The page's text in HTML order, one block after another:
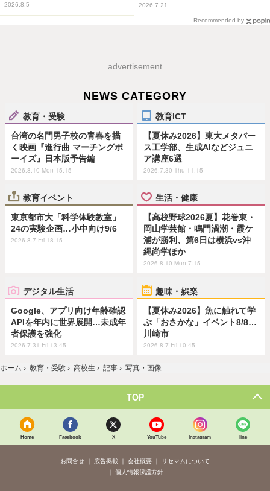
2026.8.5 2026.7.21
Recommended by
advertisement
NEWS CATEGORY
教育・受験
台湾の名門男子校の青春を描
く映画『進行曲 マーチングボ
ーイズ』日本版予告編
2026.8.10 Mon 15:15
教育ICT
【夏休み2026】東大メタバー
ス工学部、生成AIなどジュニ
ア講座6選
2026.7.30 Thu 11:15
教育イベント
東京都市大「科学体験教室」
24の実験企画…小中向け9/6
2026.8.7 Fri 18:15
生活・健康
【高校野球2026夏】花巻東・
岡山学芸館・鳴門渦潮・霞ケ
浦が勝利、第6日は横浜vs沖
縄尚学ほか
2026.8.10 Mon 7:15
デジタル生活
Google、アプリ向け年齢確認
APIを年内に世界展開…未成年
者保護を強化
2026.7.31 Fri 13:45
趣味・娯楽
【夏休み2026】魚に触れて学
ぶ「おさかな」イベント8/8…
川崎市
2026.8.7 Fri 10:45
ホーム › 教育・受験 › 高校生 › 記事 › 写真・画像
TOP
Home Facebook X YouTube Instagram line
お問合せ 広告掲載 会社概要
リセマムについて
個人情報保護方針